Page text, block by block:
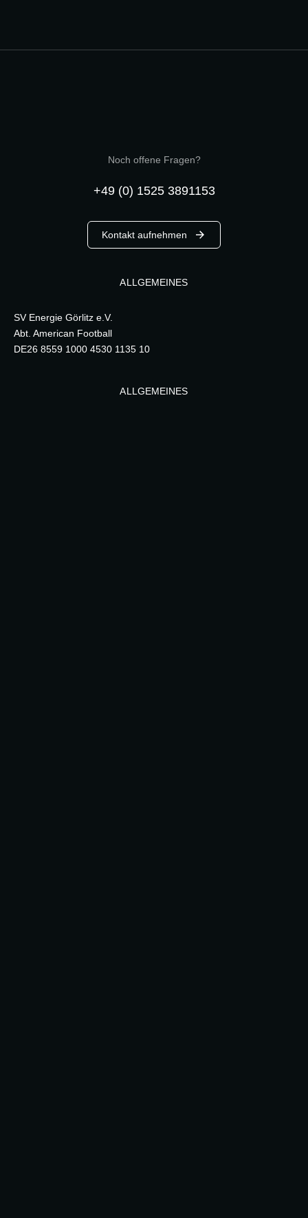
Noch offene Fragen?
+49 (0) 1525 3891153
Kontakt aufnehmen
ALLGEMEINES
SV Energie Görlitz e.V.
Abt. American Football
DE26 8559 1000 4530 1135 10
ALLGEMEINES